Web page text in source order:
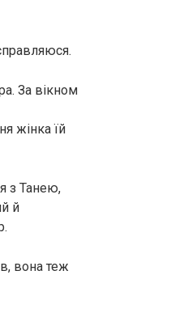
За вікном
жінка їй
з Танею,
й
вона теж